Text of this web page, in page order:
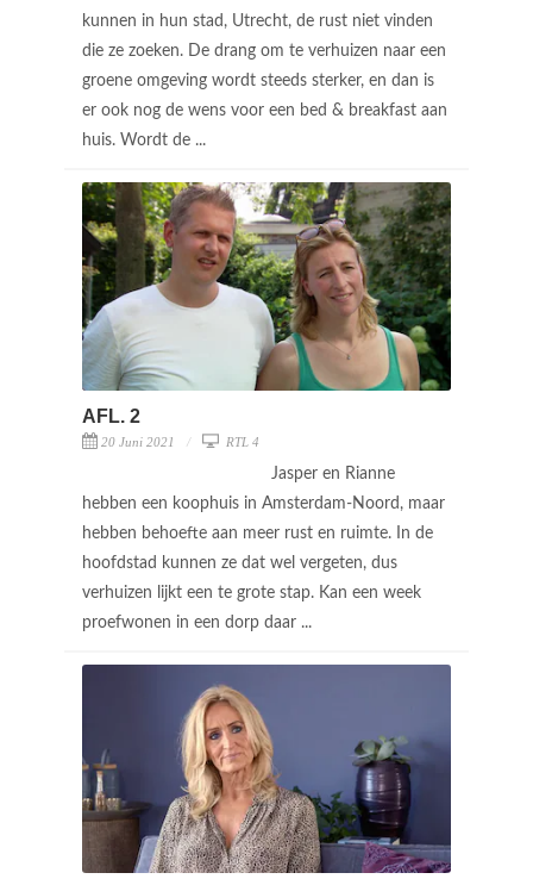
kunnen in hun stad, Utrecht, de rust niet vinden
die ze zoeken. De drang om te verhuizen naar een
groene omgeving wordt steeds sterker, en dan is
er ook nog de wens voor een bed & breakfast aan
huis. Wordt de ...
AFL. 2
20 Juni 2021 RTL 4
Jasper en Rianne
hebben een koophuis in Amsterdam-Noord, maar
hebben behoefte aan meer rust en ruimte. In de
hoofdstad kunnen ze dat wel vergeten, dus
verhuizen lijkt een te grote stap. Kan een week
proefwonen in een dorp daar ...